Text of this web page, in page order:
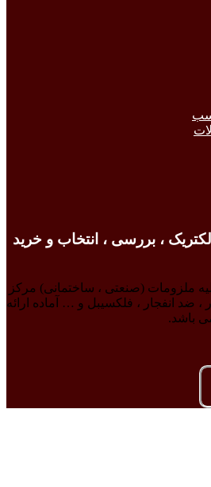
، بررسی ، انتخاب و خرید
کلیه ملزومات (صنعتی ، ساختمانی) مرکز
، ضد انفجار ، فلکسیبل و … آماده ارائه
باشد.